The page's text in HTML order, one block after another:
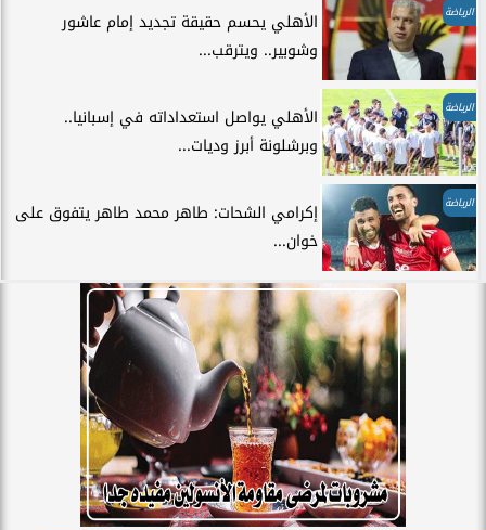
الرياضة
الأهلي يحسم حقيقة تجديد إمام عاشور
وشوبير.. ويترقب...
الرياضة
الأهلي يواصل استعداداته في إسبانيا..
وبرشلونة أبرز وديات...
الرياضة
إكرامي الشحات: طاهر محمد طاهر يتفوق على
خوان...